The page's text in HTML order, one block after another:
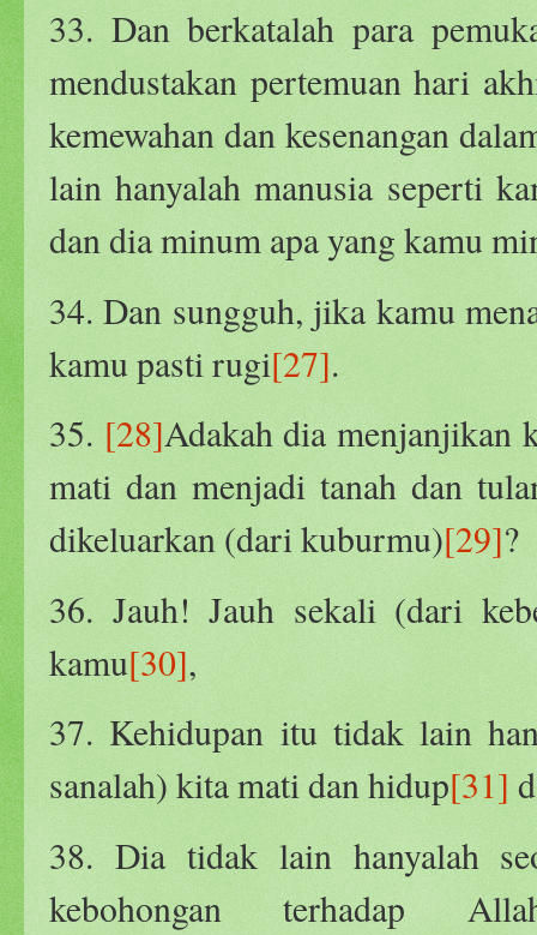
33. Dan berkatalah para
mendustakan pertemuan hari
kemewahan dan kesenangan
lain hanyalah manusia seperti
dan dia minum apa yang kamu
34. Dan sungguh, jika kamu
kamu pasti rugi[27].
35. [28]Adakah dia menjanjikan
mati dan menjadi tanah dan
dikeluarkan (dari kuburmu)[29]?
36. Jauh! Jauh sekali (dari
kamu[30],
37. Kehidupan itu tidak lain
sanalah) kita mati dan hidup[31]
38. Dia tidak lain hanyalah
kebohongan terhadap